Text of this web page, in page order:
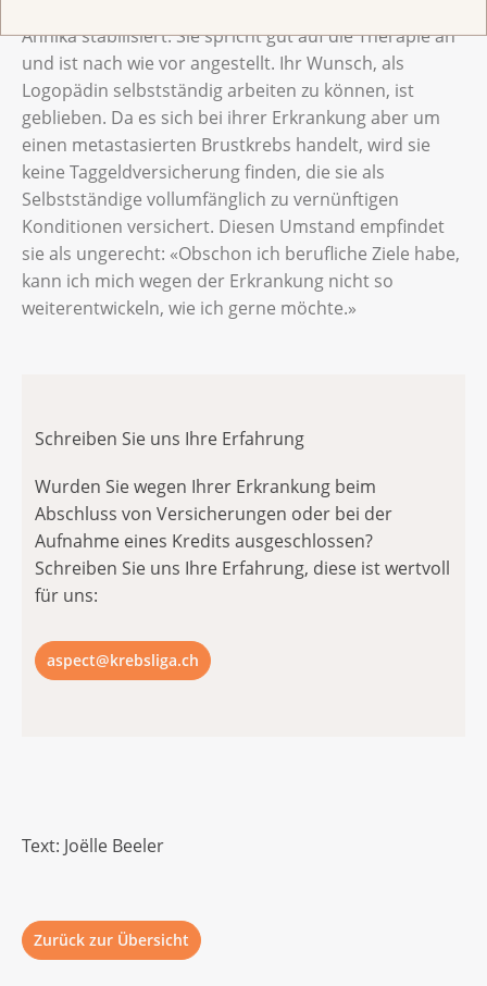
Annika stabilisiert. Sie spricht gut auf die Therapie an
und ist nach wie vor angestellt. Ihr Wunsch, als
Logopädin selbstständig arbeiten zu können, ist
geblieben. Da es sich bei ihrer Erkrankung aber um
einen metastasierten Brustkrebs handelt, wird sie
keine Taggeldversicherung finden, die sie als
Selbstständige vollumfänglich zu vernünftigen
Konditionen versichert. Diesen Umstand empfindet
sie als ungerecht: «Obschon ich berufliche Ziele habe,
kann ich mich wegen der Erkrankung nicht so
weiterentwickeln, wie ich gerne möchte.»
Schreiben Sie uns Ihre Erfahrung
Wurden Sie wegen Ihrer Erkrankung beim
Abschluss von Versicherungen oder bei der
Aufnahme eines Kredits ausgeschlossen?
Schreiben Sie uns Ihre Erfahrung, diese ist wertvoll
für uns:
aspect@krebsliga.ch
Text: Joëlle Beeler
Zurück zur Übersicht